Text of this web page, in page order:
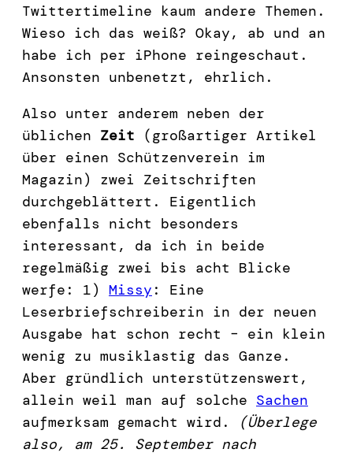
Twittertimeline kaum andere Themen.
Wieso ich das weiß? Okay, ab und an
habe ich per iPhone reingeschaut.
Ansonsten unbenetzt, ehrlich.
Also unter anderem neben der
üblichen Zeit (großartiger Artikel
über einen Schützenverein im
Magazin) zwei Zeitschriften
durchgeblättert. Eigentlich
ebenfalls nicht besonders
interessant, da ich in beide
regelmäßig zwei bis acht Blicke
werfe: 1) Missy : Eine
Leserbriefschreiberin in der neuen
Ausgabe hat schon recht – ein klein
wenig zu musiklastig das Ganze.
Aber gründlich unterstützenswert,
allein weil man auf solche Sachen
aufmerksam gemacht wird.
(Überlege
also, am 25. September nach